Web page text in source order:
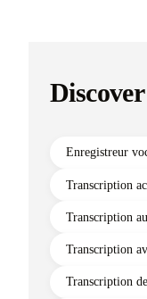
Enregistreur
Transcription
Transcription
Transcription
Transcription